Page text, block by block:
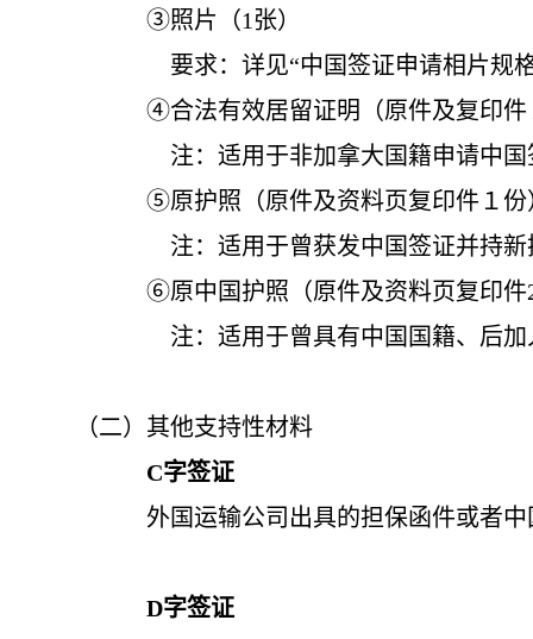
③照片（1张）
要求：详见“中国签证申请相片规格
④合法有效居留证明（原件及复印件
注：适用于非加拿大国籍申请中国签
⑤原护照（原件及资料页复印件１份）
注：适用于曾获发中国签证并持
⑥原中国护照（原件及资料页复印件2
注：适用于曾具有中国国籍、后加入外
（二）其他支持性材料
C字签证
外国运输公司出具的担保函件或者中国
D字签证